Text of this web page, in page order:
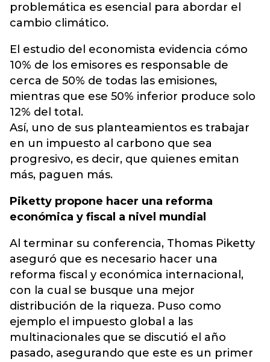
problemática es esencial para abordar el
cambio climático.
El estudio del economista evidencia cómo
10% de los emisores es responsable de
cerca de 50% de todas las emisiones,
mientras que ese 50% inferior produce solo
12% del total.
Así, uno de sus planteamientos es trabajar
en un impuesto al carbono que sea
progresivo, es decir, que quienes emitan
más, paguen más.
Piketty propone hacer una reforma
económica y fiscal a nivel mundial
Al terminar su conferencia, Thomas Piketty
aseguró que es necesario hacer una
reforma fiscal y económica internacional,
con la cual se busque una mejor
distribución de la riqueza. Puso como
ejemplo el impuesto global a las
multinacionales que se discutió el año
pasado, asegurando que este es un primer